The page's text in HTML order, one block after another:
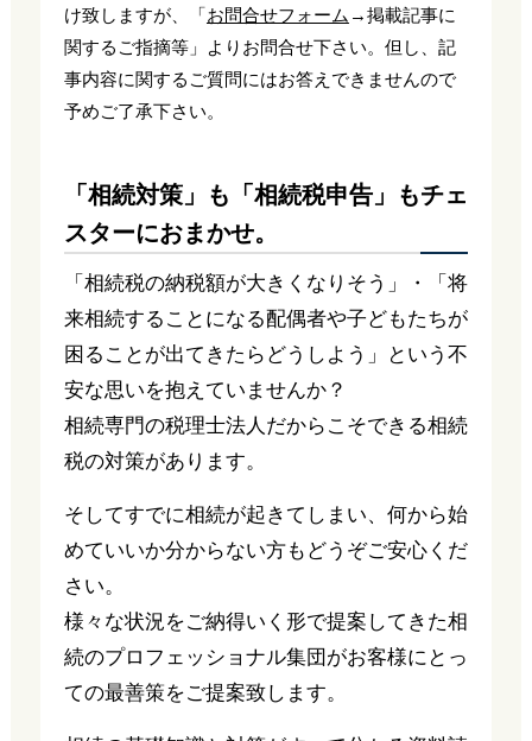
け致しますが、「お問合せフォーム →掲載記事に
関するご指摘等」よりお問合せ下さい。但し、記
事内容に関するご質問にはお答えできませんので
予めご了承下さい。
「相続対策」も「相続税申告」もチェ
スターにおまかせ。
「相続税の納税額が大きくなりそう」・「将
来相続することになる配偶者や子どもたちが
困ることが出てきたらどうしよう」という不
安な思いを抱えていませんか？
相続専門の税理士法人だからこそできる相続
税の対策があります。
そしてすでに相続が起きてしまい、何から始
めていいか分からない方もどうぞご安心くだ
さい。
様々な状況をご納得いく形で提案してきた相
続のプロフェッショナル集団がお客様にとっ
ての最善策をご提案致します。